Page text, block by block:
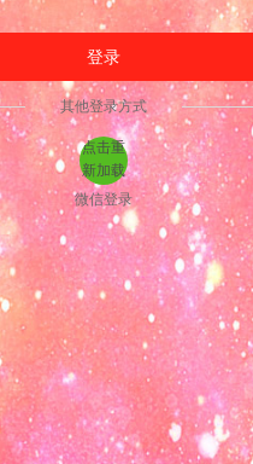
登录
其他登录方式
点击重
新加载
微信登录